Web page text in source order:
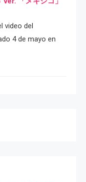
video del
4 de mayo en